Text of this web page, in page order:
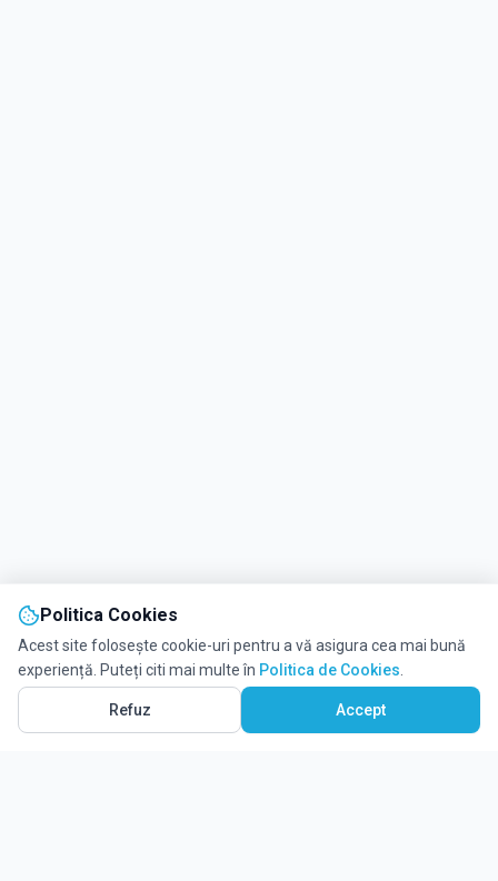
Politica Cookies
Acest site folosește cookie-uri pentru a vă asigura cea mai bună
experiență. Puteți citi mai multe în Politica de Cookies
Refuz Accept